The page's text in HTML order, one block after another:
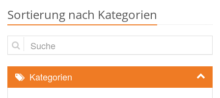
Sortierung nach Kategorien
Suche
Kategorien